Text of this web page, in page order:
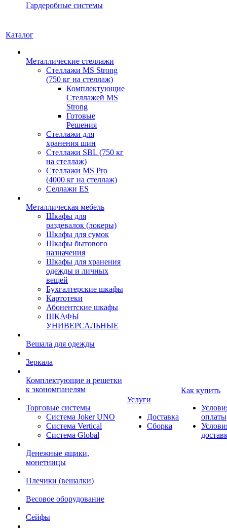
Гардеробные системы
Каталог
Металлические стеллажи
Стеллажи MS Strong
(750 кг на стеллаж)
Комплектующие
Стеллажей MS
Strong
Готовые
Решения
Стеллажи для
хранения шин
Стеллажи SBL (750 кг
на стеллаж)
Стеллажи MS Pro
(4000 кг на стеллаж)
Селлажи ES
Металлическая мебель
Шкафы для
раздевалок (локеры)
Шкафы для сумок
Шкафы бытового
назначения
Шкафы для хранения
одежды и личных
вещей
Бухгалтерские шкафы
Картотеки
Абонентские шкафы
ШКАФЫ
УНИВЕРСАЛЬНЫЕ
Вешала для одежды
Зеркала
Комплектующие и решетки
к экономпанелям
Торговые системы
Система Joker UNO
Система Vertical
Система Global
Денежные ящики,
монетницы
Плечики (вешалки)
Весовое оборудование
Сейфы
Услуги
Доставка
Сборка
Как купить
оплаты